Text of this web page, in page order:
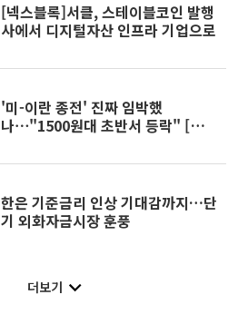
[넥스블록]서클, 스테이블코인 발행
사에서 디지털자산 인프라 기업으로
'미-이란 종전' 진짜 임박했
나⋯"1500원대 초반서 등락" [환율
한은 기준금리 인상 기대감까지…단
기 외화자금시장 훈풍
더보기